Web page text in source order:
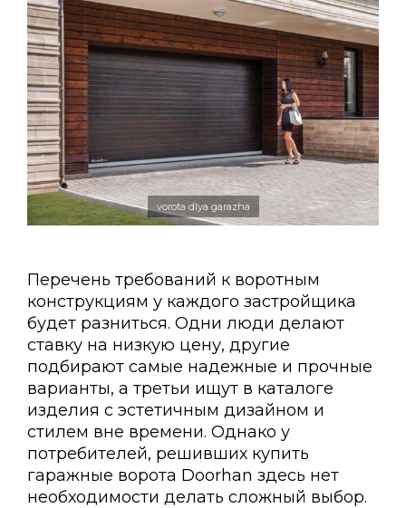
vorota dlya garazha
Перечень требований к воротным
конструкциям у каждого застройщика
будет разниться. Одни люди делают
ставку на низкую цену, другие
подбирают самые надежные и прочные
варианты, а третьи ищут в каталоге
изделия с эстетичным дизайном и
стилем вне времени. Однако у
потребителей, решивших купить
гаражные ворота Doorhan здесь нет
необходимости делать сложный выбор.